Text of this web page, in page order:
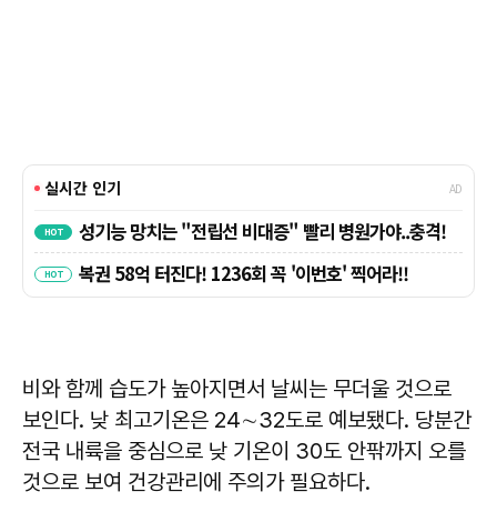
비와 함께 습도가 높아지면서 날씨는 무더울 것으로
보인다. 낮 최고기온은 24∼32도로 예보됐다. 당분간
전국 내륙을 중심으로 낮 기온이 30도 안팎까지 오를
것으로 보여 건강관리에 주의가 필요하다.